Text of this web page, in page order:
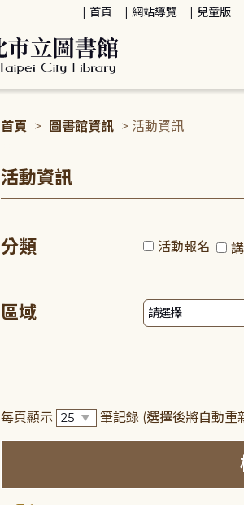
首頁 網站導覽 兒童版
首頁 > 圖書館資訊 > 活動資訊
活動資訊
分類 活動報名
區域
每頁顯示 筆記錄 (選擇後將自動重